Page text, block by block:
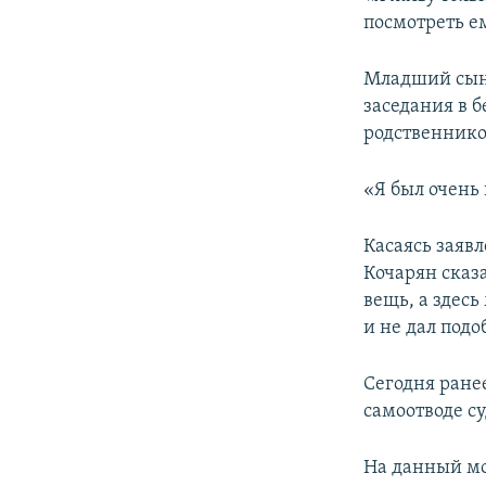
посмотреть
Младший сын
заседания в
«Я был очень
Касаясь
Кочарян
вещь, а
и не дал
Сегодня
самоотводе
На данный